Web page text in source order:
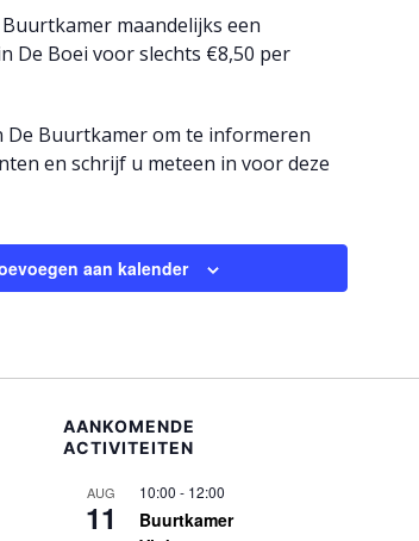
maandelijks een
De Boei voor slechts €8,50 per
De Buurtkamer om te informeren
en schrijf u meteen in voor deze
aan kalender
AANKOMENDE
ACTIVITEITEN
AUG
11
10:00 - 12:00
Buurtkamer